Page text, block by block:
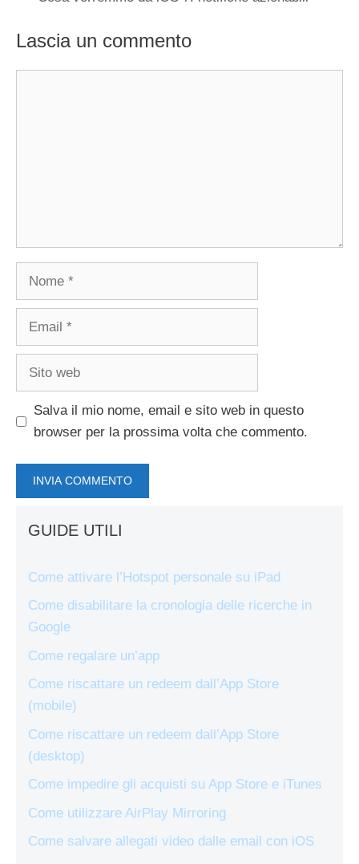
Lascia un commento
Nome
Email
Sito
Salva il mio nome, email e sito web in questo
browser per la prossima volta che commento.
GUIDE UTILI
Come attivare l’Hotspot personale su iPad
Come disabilitare la cronologia delle ricerche in
Google
Come regalare un’app
Come riscattare un redeem dall’App Store
(mobile)
Come riscattare un redeem dall’App Store
(desktop)
Come impedire gli acquisti su App Store e iTunes
Come utilizzare AirPlay Mirroring
Come salvare allegati video dalle email con iOS